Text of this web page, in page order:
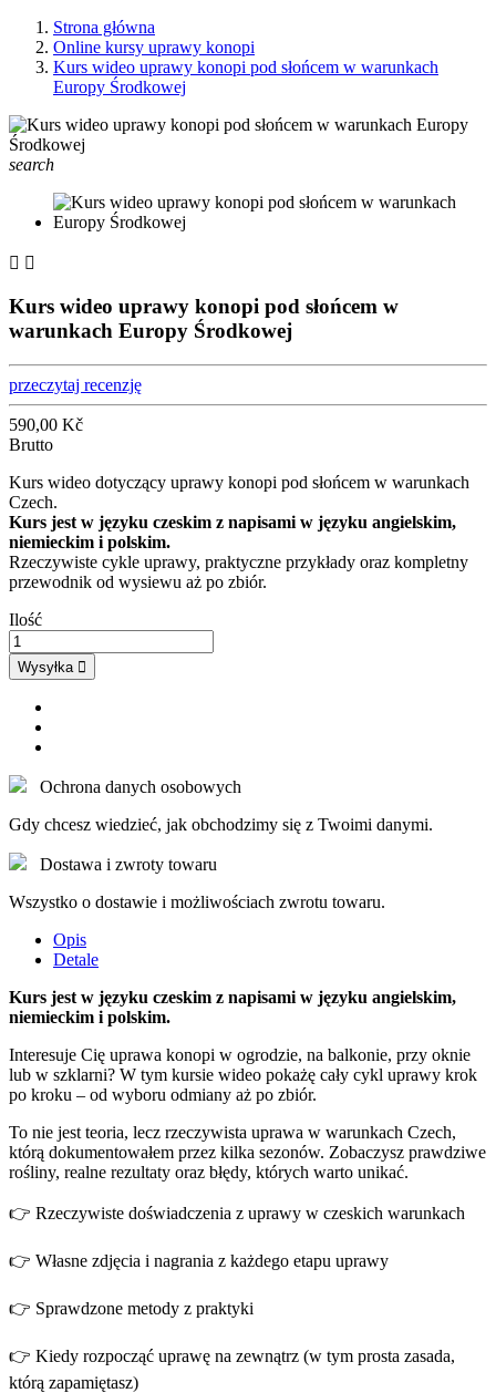
Strona główna
Online kursy uprawy konopi
Kurs wideo uprawy konopi pod słońcem w warunkach
Europy Środkowej
search
 
Kurs wideo uprawy konopi pod słońcem w
warunkach Europy Środkowej
przeczytaj recenzję
590,00 Kč
Brutto
Kurs wideo dotyczący uprawy konopi pod słońcem w warunkach
Czech.
Kurs jest w języku czeskim z napisami w języku angielskim,
niemieckim i polskim.
Rzeczywiste cykle uprawy, praktyczne przykłady oraz kompletny
przewodnik od wysiewu aż po zbiór.
Ilość
Wysyłka 
Ochrona danych osobowych
Gdy chcesz wiedzieć, jak obchodzimy się z Twoimi danymi.
Dostawa i zwroty towaru
Wszystko o dostawie i możliwościach zwrotu towaru.
Opis
Detale
Kurs jest w języku czeskim z napisami w języku angielskim,
niemieckim i polskim.
Interesuje Cię uprawa konopi w ogrodzie, na balkonie, przy oknie
lub w szklarni? W tym kursie wideo pokażę cały cykl uprawy krok
po kroku – od wyboru odmiany aż po zbiór.
To nie jest teoria, lecz rzeczywista uprawa w warunkach Czech,
którą dokumentowałem przez kilka sezonów. Zobaczysz prawdziwe
rośliny, realne rezultaty oraz błędy, których warto unikać.
👉 Rzeczywiste doświadczenia z uprawy w czeskich warunkach
👉 Własne zdjęcia i nagrania z każdego etapu uprawy
👉 Sprawdzone metody z praktyki
👉 Kiedy rozpocząć uprawę na zewnątrz (w tym prosta zasada,
którą zapamiętasz)